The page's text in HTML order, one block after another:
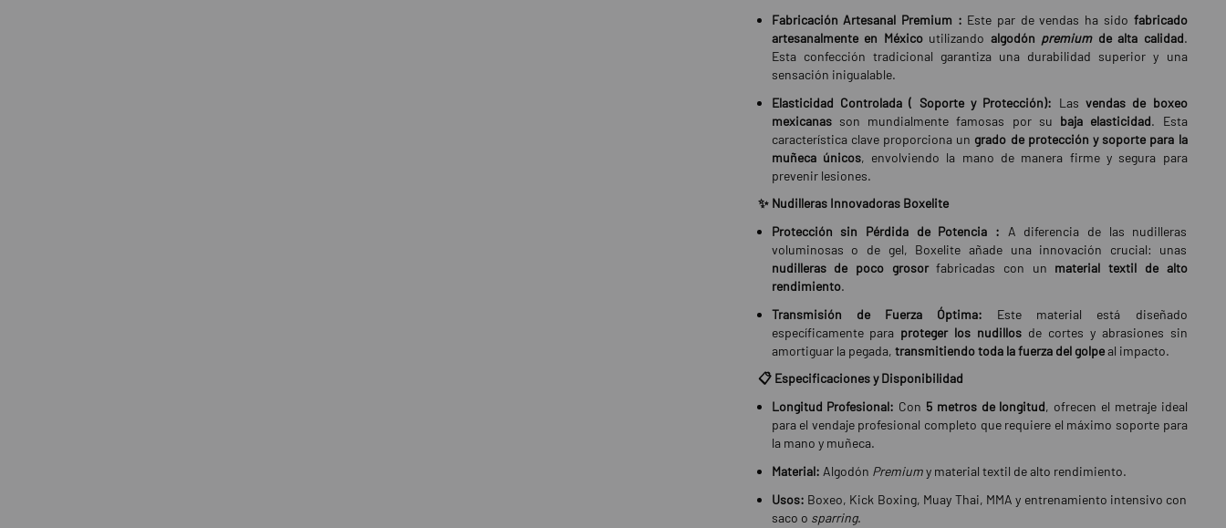
Fabricación Artesanal Premium : Este par de vendas ha sido fabricado
artesanalmente en Méxicoutilizando algodón premiumde alta calidad.
Esta confección tradicional garantiza una durabilidad superior y una
sensación inigualable.
Elasticidad Controlada ( Soporte y Protección): Las vendas de boxeo
mexicanasson mundialmente famosas por su baja elasticidad. Esta
característica clave proporciona un grado de protección y soporte para la
muñeca únicos, envolviendo la mano de manera firme y segura para
prevenir lesiones.
✨ Nudilleras Innovadoras Boxelite
Protección sin Pérdida de Potencia : A diferencia de las nudilleras
voluminosas o de gel, Boxelite añade una innovación crucial: unas
nudilleras de poco grosorfabricadas con un material textil de alto
rendimiento.
Transmisión de Fuerza Óptima: Este material está diseñado
específicamente para proteger los nudillos de cortes y abrasiones sin
amortiguar la pegada, transmitiendo toda la fuerza del golpeal impacto.
📋 Especificaciones y Disponibilidad
Longitud Profesional: Con 5 metros de longitud, ofrecen el metraje ideal
para el vendaje profesional completo que requiere el máximo soporte para
la mano y muñeca.
Material: Algodón Premiumy material textil de alto rendimiento.
Usos: Boxeo, Kick Boxing, Muay Thai, MMA y entrenamiento intensivo con
saco o sparring.